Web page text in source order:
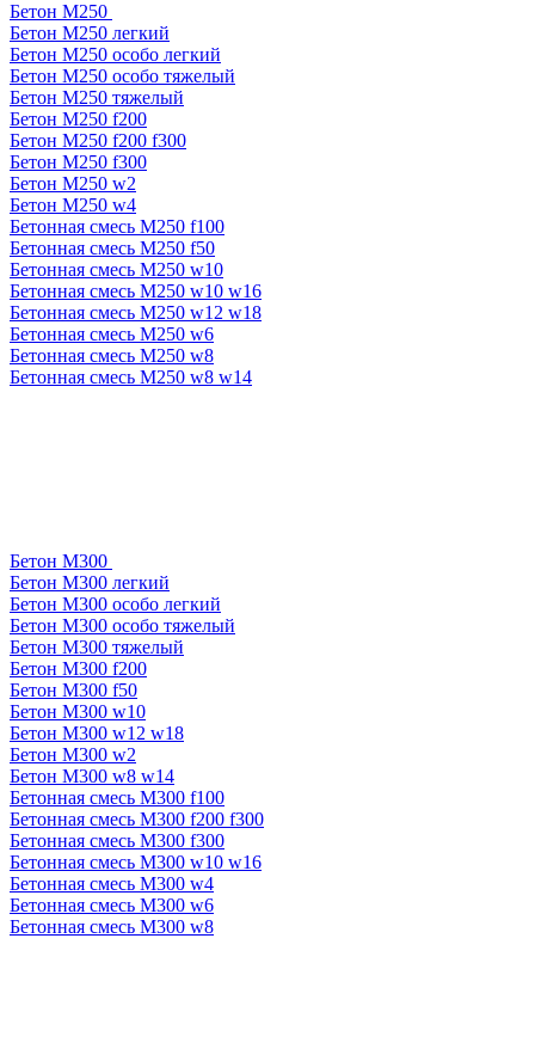
Бетон М250
Бетон М250 легкий
Бетон М250 особо легкий
Бетон М250 особо тяжелый
Бетон М250 тяжелый
Бетон М250 f200
Бетон М250 f200 f300
Бетон М250 f300
Бетон М250 w2
Бетон М250 w4
Бетонная смесь М250 f100
Бетонная смесь М250 f50
Бетонная смесь М250 w10
Бетонная смесь М250 w10 w16
Бетонная смесь М250 w12 w18
Бетонная смесь М250 w6
Бетонная смесь М250 w8
Бетонная смесь М250 w8 w14
Бетон М300
Бетон М300 легкий
Бетон М300 особо легкий
Бетон М300 особо тяжелый
Бетон М300 тяжелый
Бетон М300 f200
Бетон М300 f50
Бетон М300 w10
Бетон М300 w12 w18
Бетон М300 w2
Бетон М300 w8 w14
Бетонная смесь М300 f100
Бетонная смесь М300 f200 f300
Бетонная смесь М300 f300
Бетонная смесь М300 w10 w16
Бетонная смесь М300 w4
Бетонная смесь М300 w6
Бетонная смесь М300 w8